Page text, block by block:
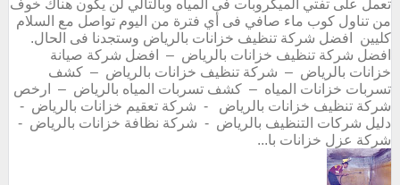
تعمل على تفتي الميكروبات فى المياه وبالتالي لن يكون هناك خوف
من تناول كوب ماء صافي فى أي فترة من اليوم تواصل مع السلام
كليين افضل شركة تنظيف خزانات بالرياض وستجدنا فى الحال.
افضل شركة تنظيف خزانات بالرياض – افضل شركة صيانة
خزانات بالرياض – شركة تنظيف خزانات بالرياض – كشف
تسربات خزانات المياه – كشف تسربات المياه بالرياض – ارخص
شركة تنظيف خزانات بالرياض - شركة تعقيم خزانات بالرياض -
دليل شركات التنظيف بالرياض - شركة نظافة خزانات بالرياض -
شركة عزل خزانات با...